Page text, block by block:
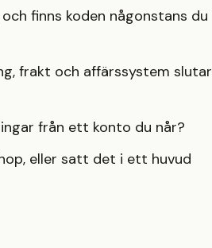
finns koden någonstans du
frakt och affärssystem slutar
från ett konto du når?
eller satt det i ett huvud